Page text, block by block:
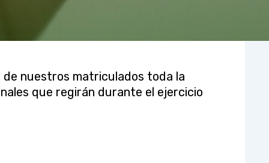
de nuestros matriculados toda la
que regirán durante el ejercicio